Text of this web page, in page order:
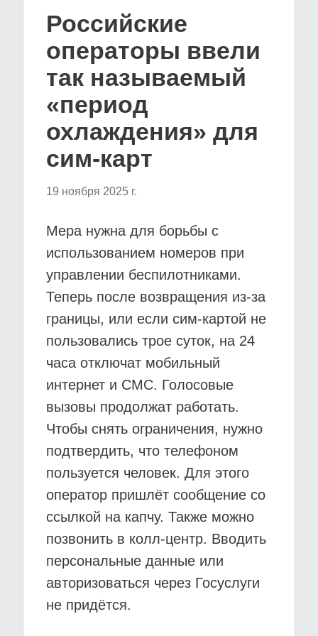
Российские
операторы ввели
так называемый
«период
охлаждения» для
сим-карт
19 ноября 2025 г.
Мера нужна для борьбы с
использованием номеров при
управлении беспилотниками.
Теперь после возвращения из-за
границы, или если сим-картой не
пользовались трое суток, на 24
часа отключат мобильный
интернет и СМС. Голосовые
вызовы продолжат работать.
Чтобы снять ограничения, нужно
подтвердить, что телефоном
пользуется человек. Для этого
оператор пришлёт сообщение со
ссылкой на капчу. Также можно
позвонить в колл-центр. Вводить
персональные данные или
авторизоваться через Госуслуги
не придётся.